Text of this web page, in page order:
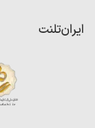
کاردیکس
ایران‌تلنت